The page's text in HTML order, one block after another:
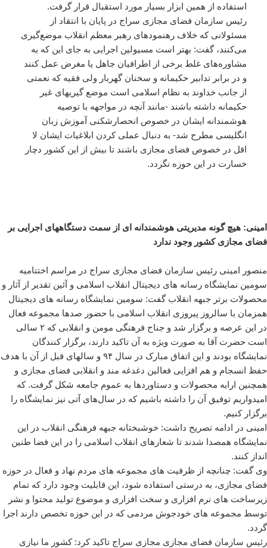
استفاده از همین ابزار بسیار مورد استقبال قرار گرفت.
رئیس سازمان فضای مجازی سراج در پایان با انتقاد از
مسئولانی که خلاف رهنمودهای رهبر معظم انقلاب موضع‌گیری
می‌کنند، گفت: بهتر است مسیولین اجرایی به جای این که به
مشاوره‌های غلط برخی از اطرافیان جاهل یا مغرض عمل کنند
و در برابر تدابیر حکیمانه و سخنان گهربار ولی فقیه که نعمتی
از جانب خداوند به نظام اسلامی است موضع گیریهای غیر
حکیمانه داشته باشند -مانند آنچه در مواجهه با توصیه
هوشمندانه ایشان در خصوص انحصارشکنی آموزش زبان
انگلیسی مطرح شد- به دنبال عملی کردن ابلاغیات ایشان لا
اقل در خصوص فضای مجازی باشند تا بیش از این کشور دچار
خسارت در این حوزه نگردد.
امینی: هیچ گونه مدیریتی هوشمندانه ای از سمت دستگاههای اجرایی بر
فضای مجازی کشور وجود ندارد
منصور امینی رئیس سازمان فضای مجازی سراج در مراسم اختتامیه
سومین نمایشگاه رسانه های دیجیتال انقلاب اسلامی و آئین تقدیر از آثار و
محصولات برتر جبهه انقلاب گفت: سومین نمایشگاه رسانه های دیجیتال
همزمان با سالروز پیروزی انقلاب اسلامی با حضور صدها مجموعه فعال
در این عرصه و برگزار شد و جناح فرهنگی مومن و انقلابی که ۲ سالی
است حضرت آقا به صورت ویژه به آن تاکید دارند، برگزار کنندگان
نمایشگاه بودند و این اتفاق مبارک در سال ۹۴ و سالهای قبل از آن با هدف
حفظ انسجام و هم افزایی فعالین دغدغه مند و انقلابی فضای مجازی و
همچنین ارایه محصولات و دستاوردها به عموم جامعه شکل گرفت. که
امیدواریم توفیق آن را داشته باشیم که در سال‌های آتی نیز نمایشگاه را
برگزار کنیم.
امینی در ادامه تصریح داشت: خوشبختانه جبهه فرهنگی انقلاب در این
نمایشگاه همصدا شدند تا شعارهای انقلاب اسلامی را در این فضا طنین
انداز کنند.
وی گفت: چنانچه از ظرفیت های مجموعه های مردم نهاد و فعال در حوزه
فضای مجازی، به درستی استفاده شود، این قابلیت وجود دارد که تمام
زیرساخت های نرم افزاری و سخت افزاری و موضوع تولید محتوا و نشر
توسط مجموعه های خودجوش مردمی که در این حوزه تخصص دارند اجرا
گردد.
رئیس سازمان فضای مجازی مجازی سراج تاکید کرد: کشور ما نیازی